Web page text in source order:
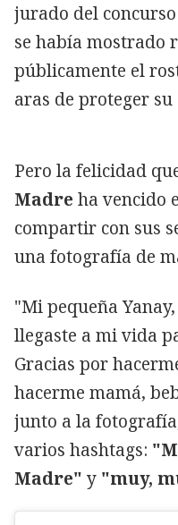
jurado del concurso
se había mostrado
públicamente el
aras de proteger su
Pero la felicidad
Madre ha vencido
compartir con sus
una fotografía de
"Mi pequeña
llegaste a mi vida
Gracias por
hacerme mamá,
junto a la
varios hashtags:
Madre" y "muy,